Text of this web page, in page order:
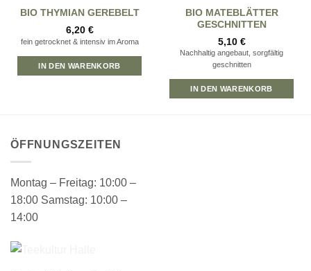
BIO THYMIAN GEREBELT
6,20 €
fein getrocknet & intensiv im Aroma
IN DEN WARENKORB
BIO MATEBLÄTTER
GESCHNITTEN
5,10 €
Nachhaltig angebaut, sorgfältig
geschnitten
IN DEN WARENKORB
ÖFFNUNGSZEITEN
Montag – Freitag: 10:00 –
18:00 Samstag: 10:00 –
14:00